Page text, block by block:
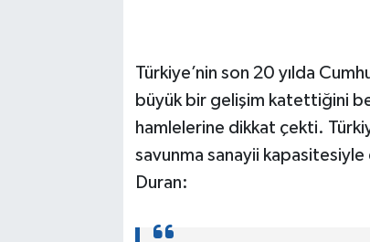
Türkiye’nin son 20 yılda
büyük bir gelişim katettiğini
hamlelerine dikkat çekti.
savunma sanayii kapasitesiyle
Duran: